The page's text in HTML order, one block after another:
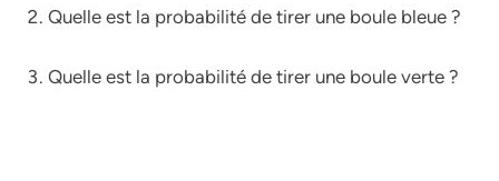
Quelle est la probabilité de tirer une boule bleue ?
Quelle est la probabilité de tirer une boule verte ?